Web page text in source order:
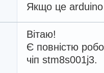
Якщо це arduino
Вітаю!
Є повністю
чіп stm8s001j3.